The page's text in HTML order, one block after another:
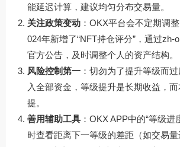
能延迟计算，建议均匀分布交易量。
关注政策变动 ：OKX平台会不定期调
024年新增了“NFT持仓评分”，通过zh-
官方公告，及时调整个人的资产结构。
风险控制第一 ：切勿为了提升等级而
入全部资金，等级提升是长期收益，
提。
善用辅助工具 ：OKX APP中的“等级进
时查看距离下一等级的差距（如交易